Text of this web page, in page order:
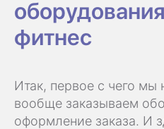
фитнес
Итак, первое с чего мы
вообще заказываем
оформление заказа. И